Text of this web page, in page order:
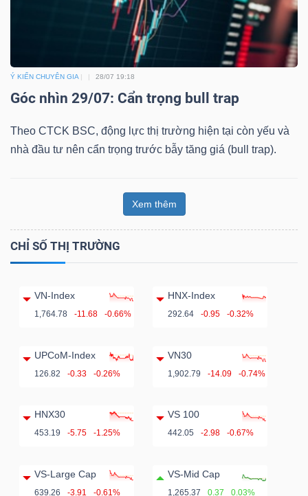
Ý KIẾN CHUYÊN GIA 28/07 19:18
Góc nhìn 29/07: Cẩn trọng bull trap
Theo CTCK BSC, động lực thị trường hiện tại còn yếu và
nhà đầu tư nên cẩn trọng trước bẫy tăng giá (bull trap).
Xem thêm
CHỈ SỐ THỊ TRƯỜNG
VN-Index
1,764.78 -11.68 -0.66%
HNX-Index
292.64 -0.95 -0.32%
UPCoM-Index
126.82 -0.33 -0.26%
VN30
1,902.79 -14.09 -0.74%
HNX30
453.19 -5.75 -1.25%
VS 100
442.05 -2.98 -0.67%
VS-Large Cap
639.26 -3.91 -0.61%
VS-Mid Cap
1,265.37 0.37 0.03%